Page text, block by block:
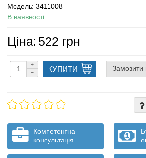
Модель: 3411008
В наявності
Ціна: 522 грн
КУПИТИ Замовити
Компетентна
консультація